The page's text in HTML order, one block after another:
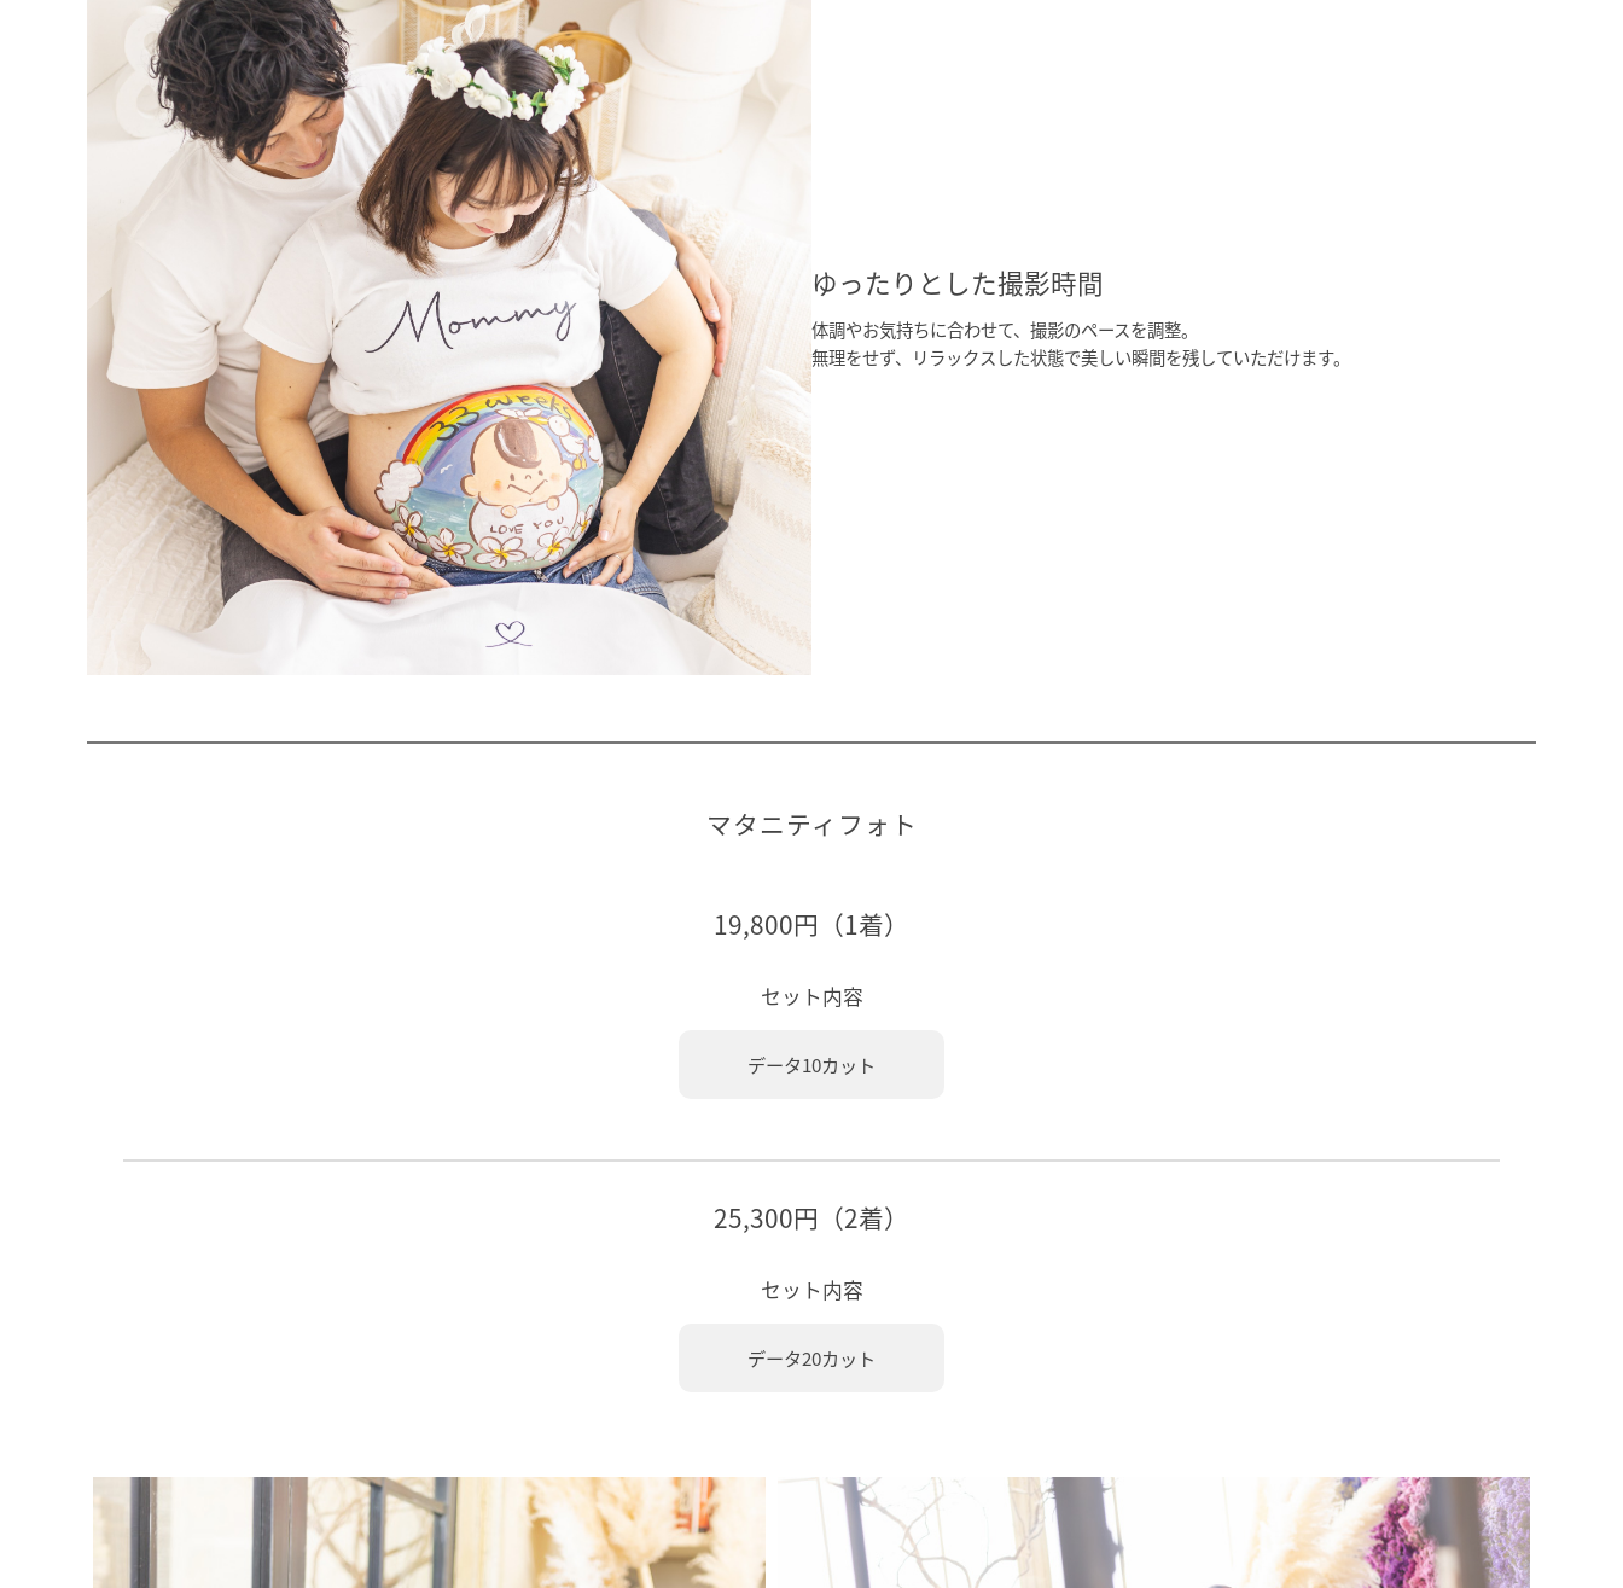
ゆったりとした撮影時間
体調やお気持ちに合わせて、撮影のペースを調整。
無理をせず、リラックスした状態で美しい瞬間を残していただけます。
マタニティフォト
19,800円（1着）
セット内容
データ10カット
25,300円（2着）
セット内容
データ20カット